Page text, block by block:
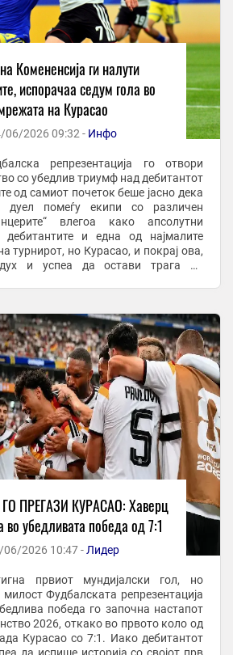
Комененсија ги налути
испорачаа седум гола во
на Курасао
06/2026 09:32 - Инфо
репрезентација го отвори
со убедлив триумф над дебитантот
од самиот почеток беше јасно дека
дуел помеѓу екипи со различен
влегоа како апсолутни
дебитантите и една од најмалите
турнирот, но Курасао, и покрај ова,
и успеа да остави трага во
ПРЕГАЗИ КУРАСАО: Хаверц
во убедливата победа од 7:1
06/2026 10:47 - Лидер
првиот мундијалски гол, но
Фудбалската репрезентација
победа го започна настапот
2026, откако во првото коло од
Курасао со 7:1. Иако дебитантот